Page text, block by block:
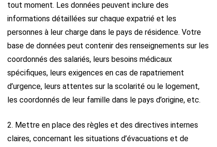
tout moment. Les données peuvent inclure des
informations détaillées sur chaque expatrié et les
personnes à leur charge dans le pays de résidence. Votre
base de données peut contenir des renseignements sur les
coordonnés des salariés, leurs besoins médicaux
spécifiques, leurs exigences en cas de rapatriement
d’urgence, leurs attentes sur la scolarité ou le logement,
les coordonnés de leur famille dans le pays d’origine, etc.
2. Mettre en place des règles et des directives internes
claires, concernant les situations d’évacuations et de